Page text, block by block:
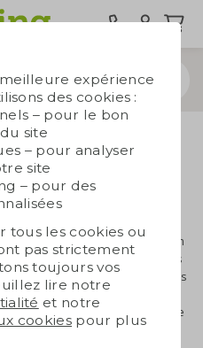
Sacs en coton
pour votre événement, magasin
notrelarge collection
de sacs
dès25 pièces
. Ces sacs
et tailles, et peuvent être
pour une promotion durable
expérience
des cookies :
– pour le bon
site
– pour analyser
site
– pour des
tous les cookies ou
pas strictement
toujours vos
lire notre
et notre
cookies pour plus